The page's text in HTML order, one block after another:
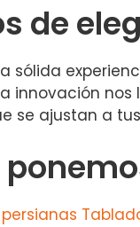
de
sólida
innovación
se ajustan a